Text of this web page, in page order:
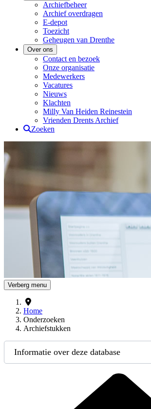
Archiefbeheer
Archief overdragen
E-depot
Toezicht
Geheugen van Drenthe
Over ons
Contact en bezoek
Onze organisatie
Medewerkers
Vacatures
Nieuws
Klachten
Milly Van Heiden Reinestein
Vrienden Drents Archief
Zoeken
Drents Archief
Verberg menu
Home
Onderzoeken
Archiefstukken
Informatie over deze database